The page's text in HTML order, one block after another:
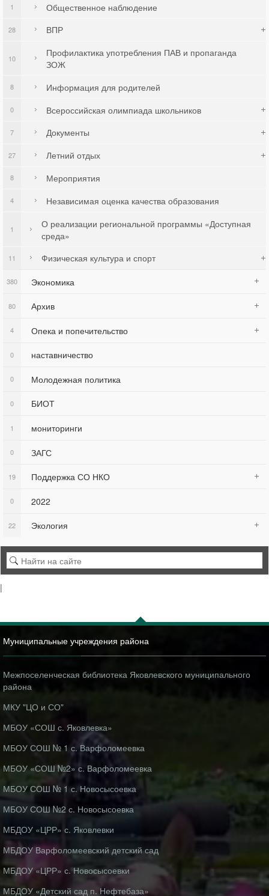
Общественное наблюдение
1
ВПР
28
Профилактика употребления ПАВ и пропаганда
ЗОЖ
10
Информация для родителей
8
Всероссийская олимпиада школьников
0
Документы
7
Летний отдых
27
Мероприятия
8
Независимая оценка качества образования
4
О реализации региональной программы «Доступная
среда»
1
Физическая культура и спорт
11
Экономика
380
Архив
80
Опека и попечительство
4
наставничество
0
Молодежная политика
0
БИОТ
0
мониторинги
1
ЗАГС
0
Поддержка СО НКО
19
2022
0
Экология
22
|
Муниципальные учреждения района
Межпоселенческая библиотека Яковлевского муниципального
района
МКУ "ЦО и СО"
МБОУ «СОШ с. Яковлевка»
МБОУ СОШ № 1 с. Варфоломеевка
МБОУ «СОШ №2» с. Варфоломеевка
МБОУ СОШ № 1 с. Новосысоевка
МБОУ СОШ №2 с. Новосысоевка
МБДОУ «ЦРР» с. Яковлевки
МБДОУ Варфоломеевский детский сад
МБДОУ «ЦРР» с. Новосысоевки
МБДОУ «Детский сад п. Нефтебаза»